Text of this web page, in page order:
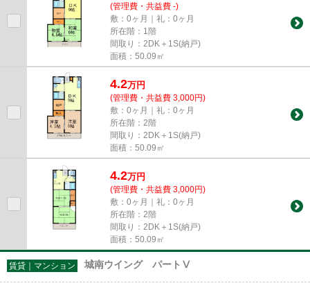
(管理費・共益費 -)
敷：0ヶ月｜礼：0ヶ月
所在階：1階
間取り：2DK＋1S(納戸)
面積：50.09㎡
4.2万円
(管理費・共益費 3,000円)
敷：0ヶ月｜礼：0ヶ月
所在階：2階
間取り：2DK＋1S(納戸)
面積：50.09㎡
4.2万円
(管理費・共益費 3,000円)
敷：0ヶ月｜礼：0ヶ月
所在階：2階
間取り：2DK＋1S(納戸)
面積：50.09㎡
賃貸｜マンション 城南ウイング パートⅤ